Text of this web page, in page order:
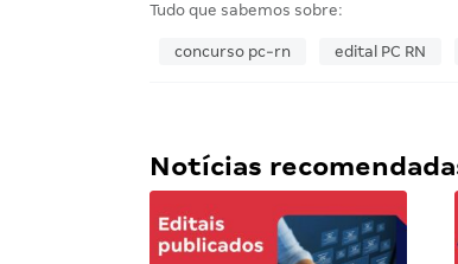
Tudo que sabemos sobre:
concurso pc-rn edital PC RN
Notícias